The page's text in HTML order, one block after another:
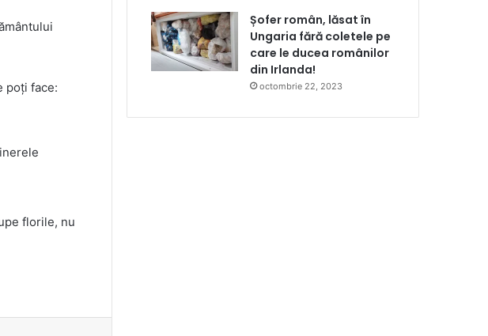
poți face:
florile, nu
Șofer român, lăsat în
Ungaria fără coletele pe
care le ducea românilor
din Irlanda!
octombrie 22, 2023